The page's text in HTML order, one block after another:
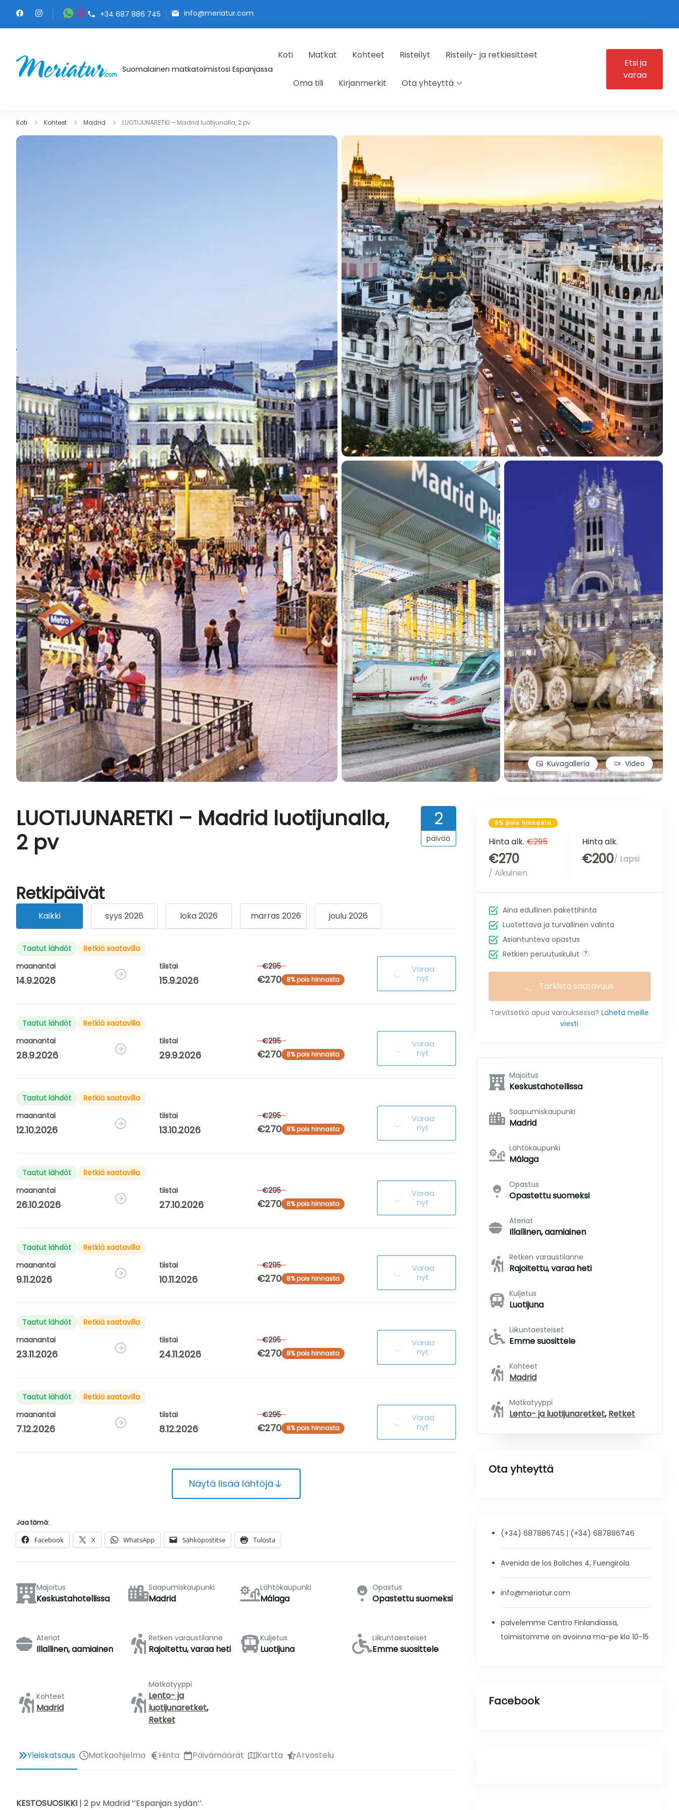
+34 687 886 745 info@meriatur.com
Meriatur.com
Suomalainen matkatoimistosi Espanjassa
Koti Matkat Kohteet Risteilyt Risteily- ja retkiesitteet
Oma tili Kirjanmerkit Ota yhteyttä
Etsi ja
varaa
Koti Kohteet Madrid LUOTIJUNARETKI – Madrid luotijunalla, 2 pv
Kuvagalleria Video
LUOTIJUNARETKI – Madrid luotijunalla,
2 pv
2
päivää
Retkipäivät
Kaikki syys 2026 loka 2026 marras 2026 joulu 2026
Taatut lähdöt
Retkiä saatavilla
maanantai
14.9.2026
tiistai
15.9.2026
€295
€270 8% pois hinnasta
Varaa
nyt
Taatut lähdöt
Retkiä saatavilla
maanantai
28.9.2026
tiistai
29.9.2026
€295
€270 8% pois hinnasta
Varaa
nyt
Taatut lähdöt
Retkiä saatavilla
maanantai
12.10.2026
tiistai
13.10.2026
€295
€270 8% pois hinnasta
Varaa
nyt
Taatut lähdöt
Retkiä saatavilla
maanantai
26.10.2026
tiistai
27.10.2026
€295
€270 8% pois hinnasta
Varaa
nyt
Taatut lähdöt
Retkiä saatavilla
maanantai
9.11.2026
tiistai
10.11.2026
€295
€270 8% pois hinnasta
Varaa
nyt
Taatut lähdöt
Retkiä saatavilla
maanantai
23.11.2026
tiistai
24.11.2026
€295
€270 8% pois hinnasta
Varaa
nyt
Taatut lähdöt
Retkiä saatavilla
maanantai
7.12.2026
tiistai
8.12.2026
€295
€270 8% pois hinnasta
Varaa
nyt
Näytä lisää lähtöjä
Jaa tämä:
Facebook X WhatsApp Sähköpostitse Tulosta
Majoitus
Keskustahotellissa
Saapumiskaupunki
Madrid
Lähtökaupunki
Málaga
Opastus
Opastettu suomeksi
Ateriat
Illallinen, aamiainen
Retken varaustilanne
Rajoitettu, varaa heti
Kuljetus
Luotijuna
Liikuntaesteiset
Emme suosittele
Kohteet
Madrid
Matkatyyppi
Lento- ja
luotijunaretket,
Retket
Yleiskatsaus Matkaohjelma Hinta Päivämäärät Kartta Arvostelu
KESTOSUOSIKKI | 2 pv Madrid ’’Espanjan sydän’’.
8% pois hinnasta
Hinta alk. €295
€270
/ Aikuinen
Hinta alk.
€200/ Lapsi
Aina edullinen pakettihinta
Luotettava ja turvallinen valinta
Asiantunteva opastus
Retkien peruutuskulut
Tarkista saatavuus
Tarvitsetko apua varauksessa? Lähetä meille
viesti
Majoitus
Keskustahotellissa
Saapumiskaupunki
Madrid
Lähtökaupunki
Málaga
Opastus
Opastettu suomeksi
Ateriat
Illallinen, aamiainen
Retken varaustilanne
Rajoitettu, varaa heti
Kuljetus
Luotijuna
Liikuntaesteiset
Emme suosittele
Kohteet
Madrid
Matkatyyppi
Lento- ja luotijunaretket,Retket
Ota yhteyttä
(+34) 687886745 | (+34) 687886746
Avenida de los Boliches 4, Fuengirola
info@meriatur.com
palvelemme Centro Finlandiassa,
toimistomme on avoinna ma-pe klo 10-15
Facebook